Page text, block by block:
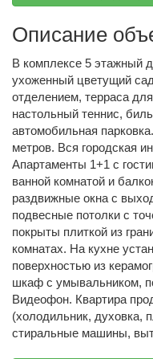
Описание
В комплексе 5 этажный
ухоженный цветущий
отделением, терраса
настольный теннис,
автомобильная
метров. Вся городская
Апартаменты 1+1 с
ванной комнатой и
раздвижные окна с
подвесные потолки с
покрыты плиткой из
комнатах. На кухне
поверхностью из
шкаф с умывальником,
Видеофон. Квартира
(холодильник, духовка,
стиральные машины,